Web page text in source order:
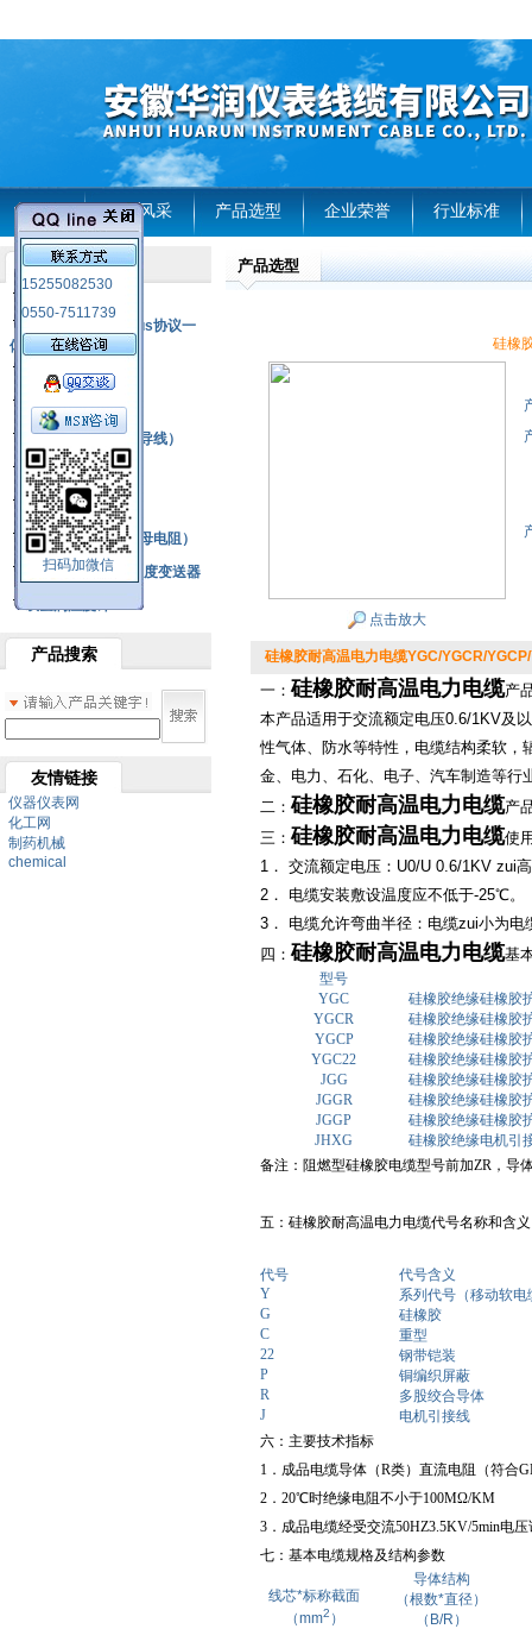
首页 企业风采 产品选型 企业荣誉 行业标准
15255082530
0550-7511739
扫码加微信
产品列表
RS485通讯modbus协议一
体化现场智能仪表
热电偶
压力式温度计
热电偶补偿电缆（导线）
振动传感器
热电阻
铂热电阻元件（云母电阻）
SBW系列一体化温度变送器
双金属温度计
产品搜索
友情链接
仪器仪表网
化工网
制药机械
chemical
产品选型
硅橡
点击放大
硅橡胶耐高温电力电缆YGC/YGCR/
一：硅橡胶耐高温电力电缆产
本产品适用于交流额定电压0.6/1KV及
性气体、防水等特性，电缆结构柔软，
金、电力、石化、电子、汽车制造等行
二：硅橡胶耐高温电力电缆产
三：硅橡胶耐高温电力电缆使
1． 交流额定电压：U0/U 0.6/1KV zui
2． 电缆安装敷设温度应不低于-25℃。
3． 电缆允许弯曲半径：电缆zui小为电
四：硅橡胶耐高温电力电缆基
型号
YGC
硅橡胶绝缘硅橡胶
YGCR
硅橡胶绝缘硅橡胶
YGCP
硅橡胶绝缘硅橡胶
YGC22
硅橡胶绝缘硅橡胶
JGG
硅橡胶绝缘硅橡胶
JGGR
硅橡胶绝缘硅橡胶
JGGP
硅橡胶绝缘硅橡胶
JHXG
硅橡胶绝缘电机引
备注：阻燃型硅橡胶电缆型号前加ZR，导
五：硅橡胶耐高温电力电缆代号名称和含义
代号
代号含义
Y
系列代号（移动软电
G
硅橡胶
C
重型
22
钢带铠装
P
铜编织屏蔽
R
多股绞合导体
J
电机引接线
六：主要技术指标
1．成品电缆导体（R类）直流电阻（符合
2．20℃时绝缘电阻不小于100MΩ/KM
3．成品电缆经受交流50HZ3.5KV/5min电
七：基本电缆规格及结构参数
线芯*标称截面
（mm2 ）
导体结构
（根数*直径）
（B/R）